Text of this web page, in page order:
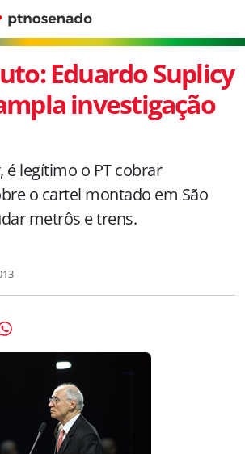
Eduardo Suplicy
investigação
é legítimo o PT cobrar
o cartel montado em São
metrôs e trens.